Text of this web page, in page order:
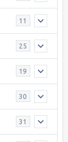
11
25
19
30
31